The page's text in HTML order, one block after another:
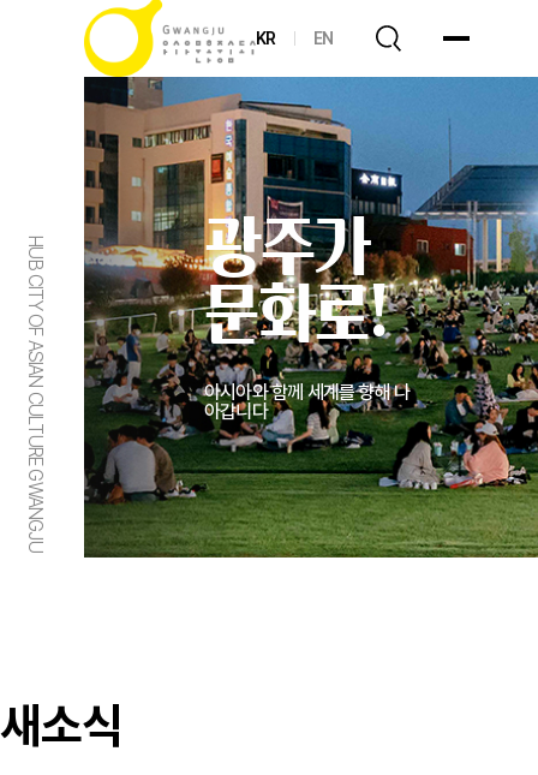
KR EN
HUB CITY OF ASIAN CULTURE GWANGJU
광주가
문화로!
아시아와 함께 세계를 향해 나
아갑니다
새소식